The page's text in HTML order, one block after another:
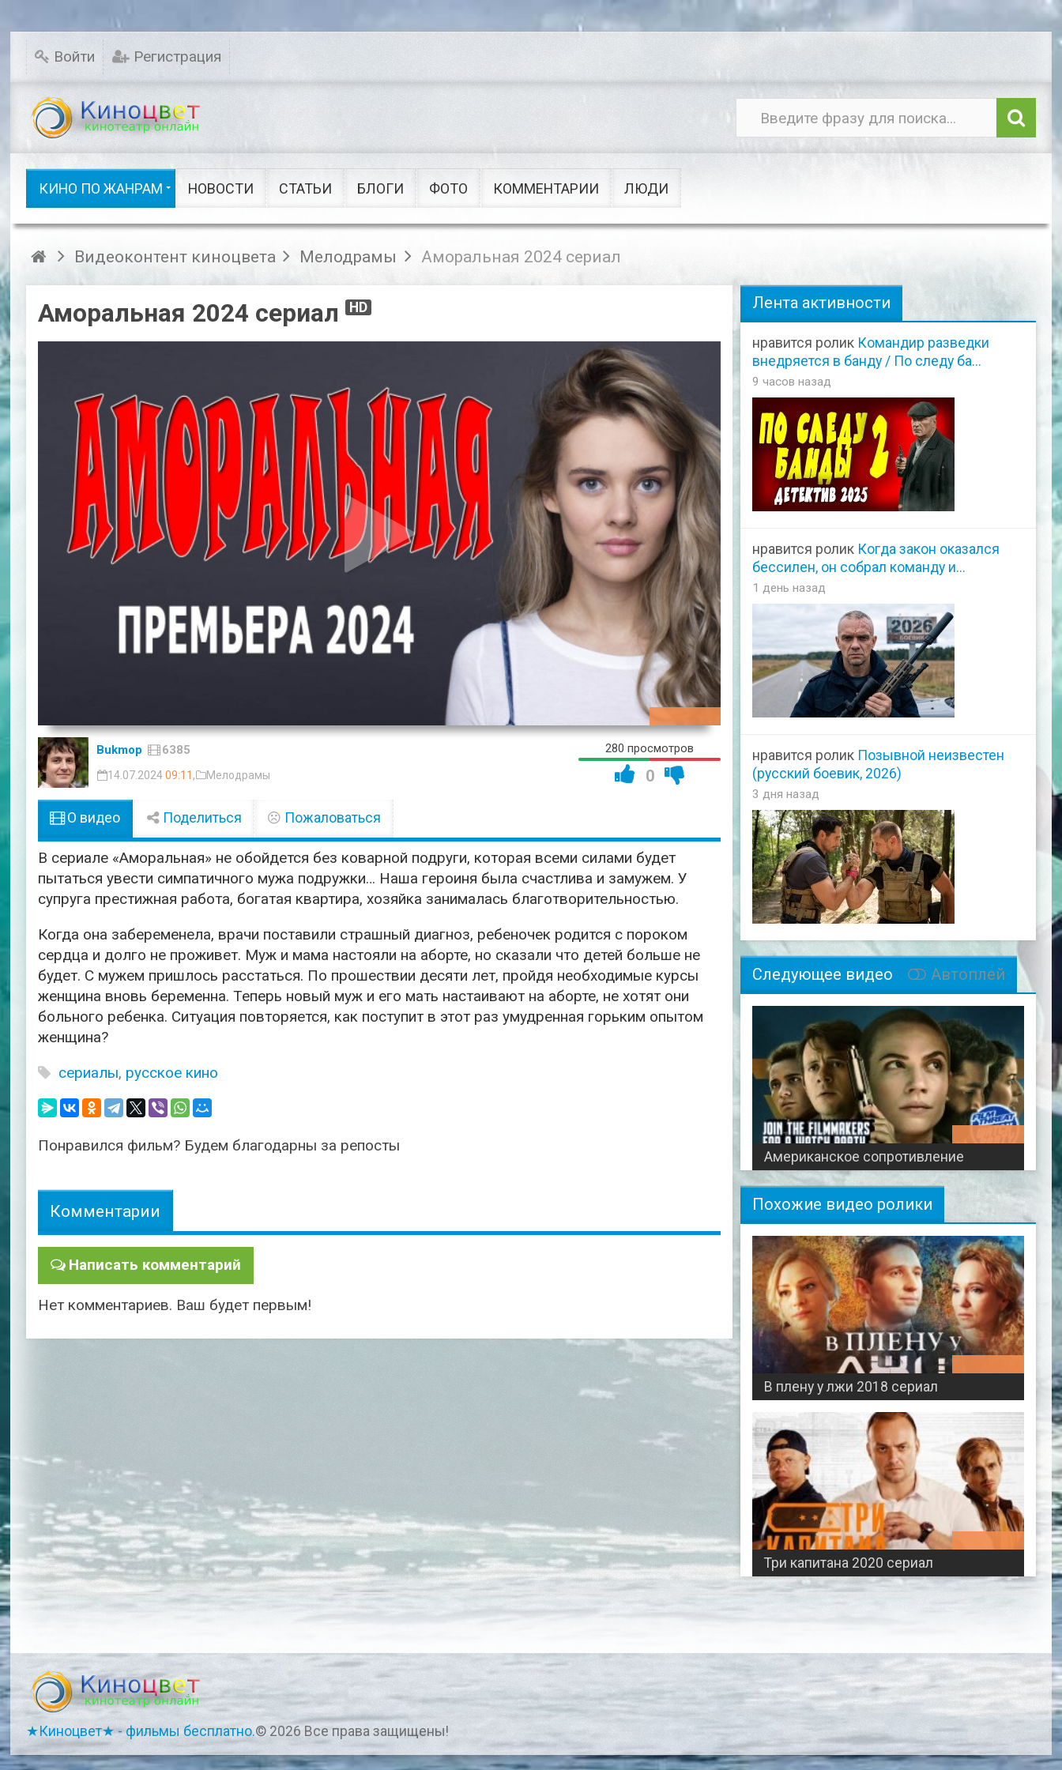
Войти Регистрация
Кино по жанрам
КИНО ПО ЖАНРАМ
Комедии Исторические
Детективы Семейные Приключения
Русское кино
Ужасы Фэнтези Мультфильмы
Сказки Шоу видео Клипы
Поп
НОВОСТИ СТАТЬИ БЛОГИ ФОТО КОММЕНТАРИИ ЛЮДИ
Видеоконтент киноцвета Мелодрамы Аморальная 2024 сериал
Аморальная 2024 сериал HD
280 просмотров
0
Bukmop 6385
14.07.2024 09:11 , Мелодрамы
О видео Поделиться Пожаловаться
В сериале «Аморальная» не обойдется без коварной подруги, которая всеми силами будет
пытаться увести симпатичного мужа подружки… Наша героиня была счастлива и замужем. У
супруга престижная работа, богатая квартира, хозяйка занималась благотворительностью.
Когда она забеременела, врачи поставили страшный диагноз, ребеночек родится с пороком
сердца и долго не проживет. Муж и мама настояли на аборте, но сказали что детей больше не
будет. С мужем пришлось расстаться. По прошествии десяти лет, пройдя необходимые курсы
женщина вновь беременна. Теперь новый муж и его мать настаивают на аборте, не хотят они
больного ребенка. Ситуация повторяется, как поступит в этот раз умудренная горьким опытом
женщина?
сериалы, русское кино
Понравился фильм? Будем благодарны за репосты
Комментарии
Написать комментарий
Нет комментариев. Ваш будет первым!
Лента активности
нравится ролик Командир разведки
внедряется в банду / По следу ба...
9 часов назад
нравится ролик Когда закон оказался
бессилен, он собрал команду и...
1 день назад
нравится ролик Позывной неизвестен
(русский боевик, 2026)
3 дня назад
Следующее видео Автоплей
Американское сопротивление
Похожие видео ролики
В плену у лжи 2018 сериал
Три капитана 2020 сериал
★Киноцвет★ - фильмы бесплатно.© 2026 Все права защищены!